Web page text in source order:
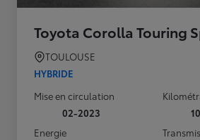
Toyota Corolla Touring
TOULOUSE
HYBRIDE
Mise en circulation
02-2023
Energie